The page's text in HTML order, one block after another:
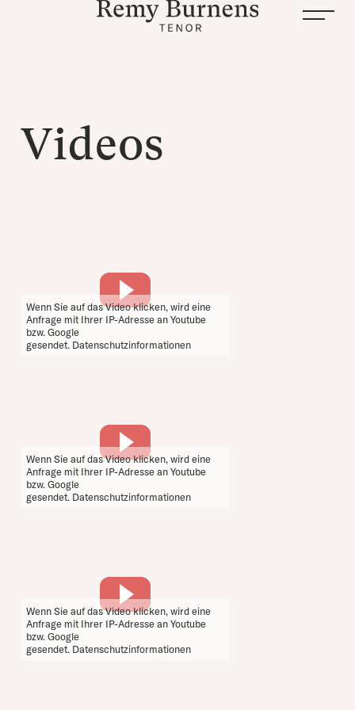
Videos
Wenn Sie auf das Video klicken, wird eine
Anfrage mit Ihrer IP-Adresse an Youtube
bzw. Google
gesendet. Datenschutzinformationen
Wenn Sie auf das Video klicken, wird eine
Anfrage mit Ihrer IP-Adresse an Youtube
bzw. Google
gesendet. Datenschutzinformationen
Wenn Sie auf das Video klicken, wird eine
Anfrage mit Ihrer IP-Adresse an Youtube
bzw. Google
gesendet. Datenschutzinformationen